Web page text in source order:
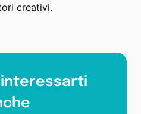
creativi.